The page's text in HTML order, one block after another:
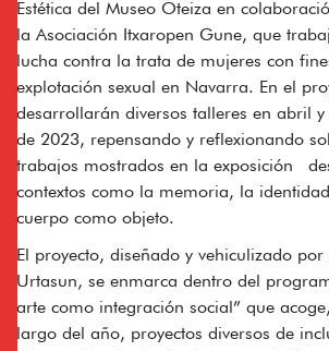
Estética del Museo Oteiza en
la Asociación Itxaropen Gune, que
lucha contra la trata de mujeres con
explotación sexual en Navarra. En el
desarrollarán diversos talleres en abril y
de 2023, repensando y reflexionando
trabajos mostrados en la exposición
contextos como la memoria, la
cuerpo como objeto.
El proyecto, diseñado y vehiculizado por
Urtasun, se enmarca dentro del
arte como integración social” que
largo del año, proyectos diversos de